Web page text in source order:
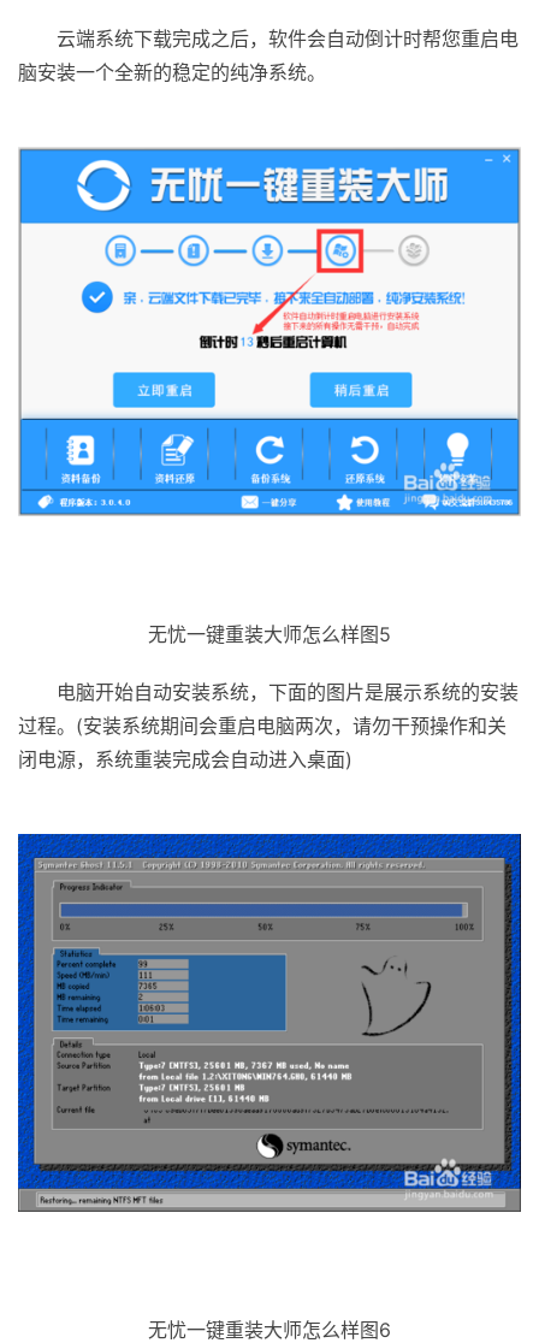
云端系统下载完成之后，软件会自动倒计时帮您重启电
脑安装一个全新的稳定的纯净系统。
无忧一键重装大师怎么样图5
电脑开始自动安装系统，下面的图片是展示系统的安装
过程。(安装系统期间会重启电脑两次，请勿干预操作和关
闭电源，系统重装完成会自动进入桌面)
无忧一键重装大师怎么样图6